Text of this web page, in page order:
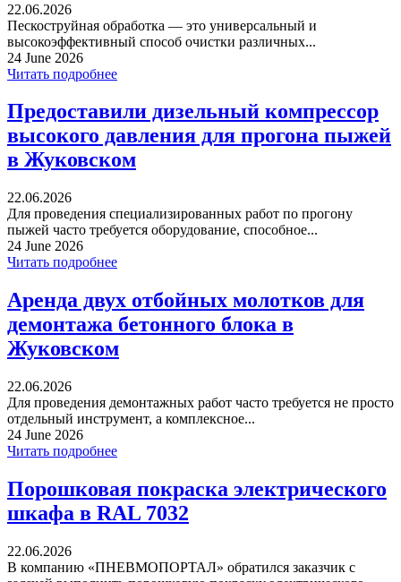
22.06.2026
Пескоструйная обработка — это универсальный и
высокоэффективный способ очистки различных...
24 June 2026
Читать подробнее
Предоставили дизельный компрессор
высокого давления для прогона пыжей
в Жуковском
22.06.2026
Для проведения специализированных работ по прогону
пыжей часто требуется оборудование, способное...
24 June 2026
Читать подробнее
Аренда двух отбойных молотков для
демонтажа бетонного блока в
Жуковском
22.06.2026
Для проведения демонтажных работ часто требуется не просто
отдельный инструмент, а комплексное...
24 June 2026
Читать подробнее
Порошковая покраска электрического
шкафа в RAL 7032
22.06.2026
В компанию «ПНЕВМОПОРТАЛ» обратился заказчик с